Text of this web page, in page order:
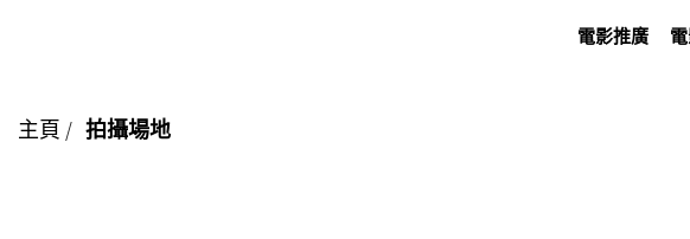
電影推廣
主頁 / 拍攝場地